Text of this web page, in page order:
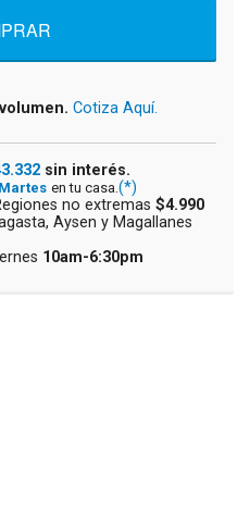
volumen. Cotiza Aquí.
sin interés.
Martes en tu casa. (*)
no extremas $4.990
Aysen y Magallanes
10am-6:30pm